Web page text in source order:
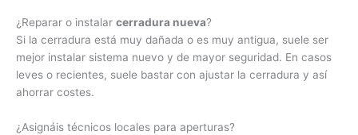
¿Reparar o instalar cerradura nueva?
Si la cerradura está muy dañada o es muy antigua, suele ser
mejor instalar sistema nuevo y de mayor seguridad. En casos
leves o recientes, suele bastar con ajustar la cerradura y así
ahorrar costes.
¿Asignáis técnicos locales para aperturas?